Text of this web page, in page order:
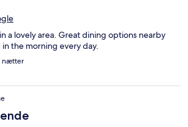
a lovely area. Great dining options nearby
the morning every day.
nætter